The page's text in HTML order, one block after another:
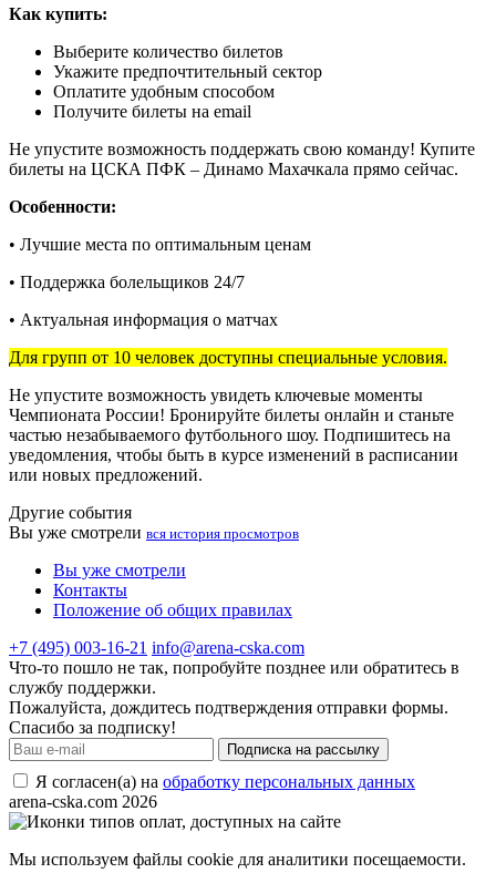
Как купить:
Выберите количество билетов
Укажите предпочтительный сектор
Оплатите удобным способом
Получите билеты на email
Не упустите возможность поддержать свою команду! Купите
билеты на ЦСКА ПФК – Динамо Махачкала прямо сейчас.
Особенности:
• Лучшие места по оптимальным ценам
• Поддержка болельщиков 24/7
• Актуальная информация о матчах
Для групп от 10 человек доступны специальные условия.
Не упустите возможность увидеть ключевые моменты
Чемпионата России! Бронируйте билеты онлайн и станьте
частью незабываемого футбольного шоу. Подпишитесь на
уведомления, чтобы быть в курсе изменений в расписании
или новых предложений.
Другие события
Вы уже смотрели вся история просмотров
Вы уже смотрели
Контакты
Положение об общих правилах
+7 (495) 003-16-21 info@arena-cska.com
Что-то пошло не так, попробуйте позднее или обратитесь в
службу поддержки.
Пожалуйста, дождитесь подтверждения отправки формы.
Спасибо за подписку!
Подписка на рассылку
Я согласен(а) на обработку персональных данных
arena-cska.com 2026
Мы используем файлы cookie для аналитики посещаемости.